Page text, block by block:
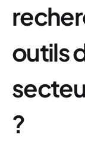
outils
?